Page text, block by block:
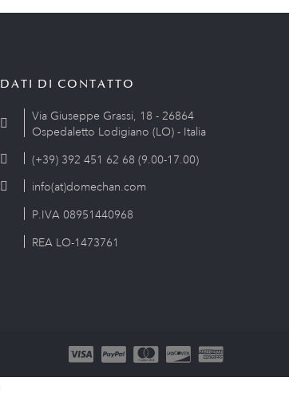
DATI DI CONTATTO
Via Giuseppe Grassi, 18 - 26864
Ospedaletto Lodigiano (LO) - Italia
(+39) 392 451 62 68 (9.00-17.00)
info(at)domechan.com
P.IVA 08951440968
REA LO-1473761